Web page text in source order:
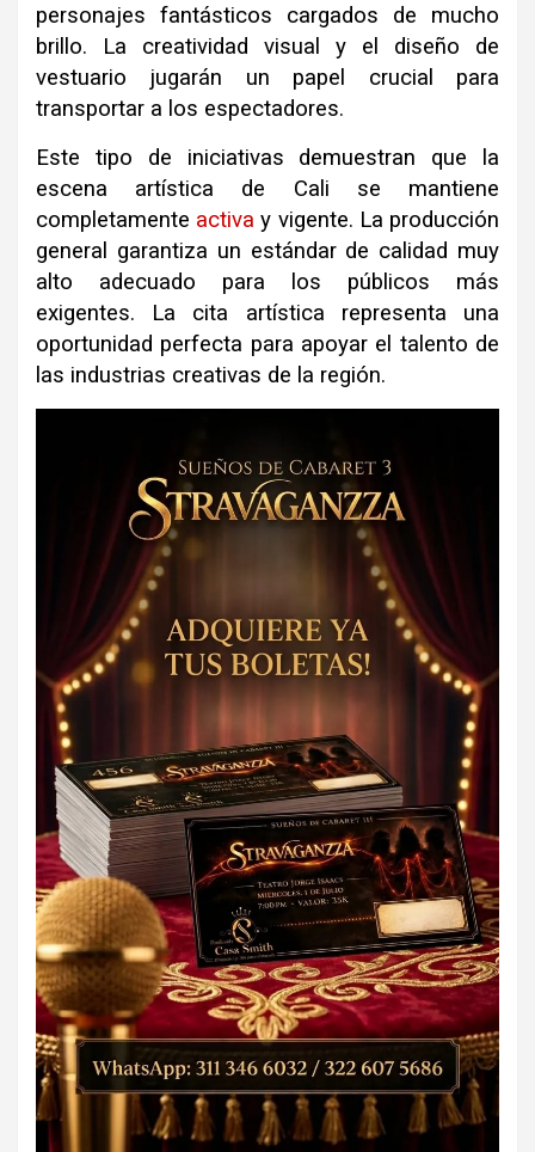
personajes fantásticos cargados de mucho
brillo. La creatividad visual y el diseño de
vestuario jugarán un papel crucial para
transportar a los espectadores.
Este tipo de iniciativas demuestran que la
escena artística de Cali se mantiene
completamente activa y vigente. La producción
general garantiza un estándar de calidad muy
alto adecuado para los públicos más
exigentes. La cita artística representa una
oportunidad perfecta para apoyar el talento de
las industrias creativas de la región.